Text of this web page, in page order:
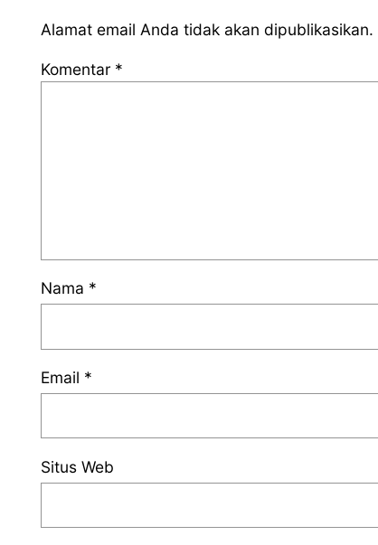
Alamat email Anda tidak akan dipublikasikan.
Komentar *
Nama *
Email *
Situs Web